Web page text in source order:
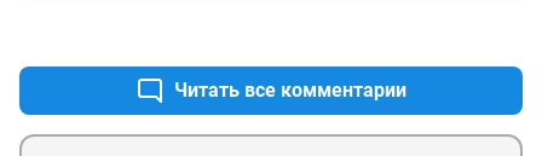
Читать все комментарии